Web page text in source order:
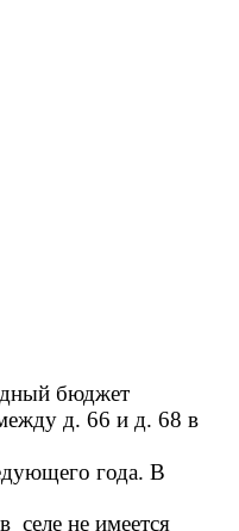
бюджет
д. 66 и д. 68 в
года. В
селе не имеется